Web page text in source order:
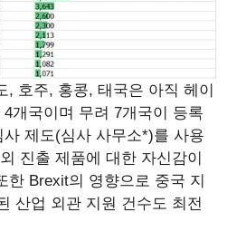
, 호주, 홍콩, 태국은 아직 헤이
개국이며 무려 7개국이 등록
제도(심사 사무소*)를 사용
진출 제품에 대한 자신감이
한 Brexit의 영향으로 중국 지
산업 외관 지원 건수도 최전